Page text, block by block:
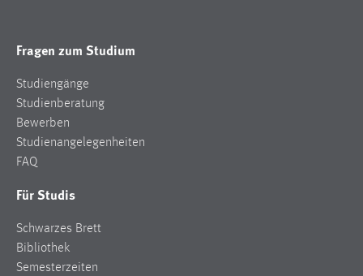
Fragen zum Studium
Studiengänge
Studienberatung
Bewerben
Studienangelegenheiten
FAQ
Für Studis
Schwarzes Brett
Bibliothek
Semesterzeiten